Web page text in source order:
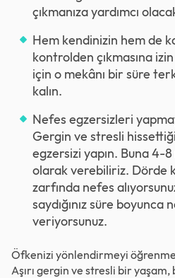
çıkmanıza yardımcı
Hem kendinizin hem de
kontrolden çıkmasına
için o mekânı bir süre
kalın.
Nefes egzersizleri
Gergin ve stresli
egzersizi yapın. Buna 4-
olarak verebiliriz. Dörde
zarfında nefes
saydığınız süre boyunca
veriyorsunuz.
Öfkenizi yönlendirmeyi
Aşırı gergin ve stresli bir